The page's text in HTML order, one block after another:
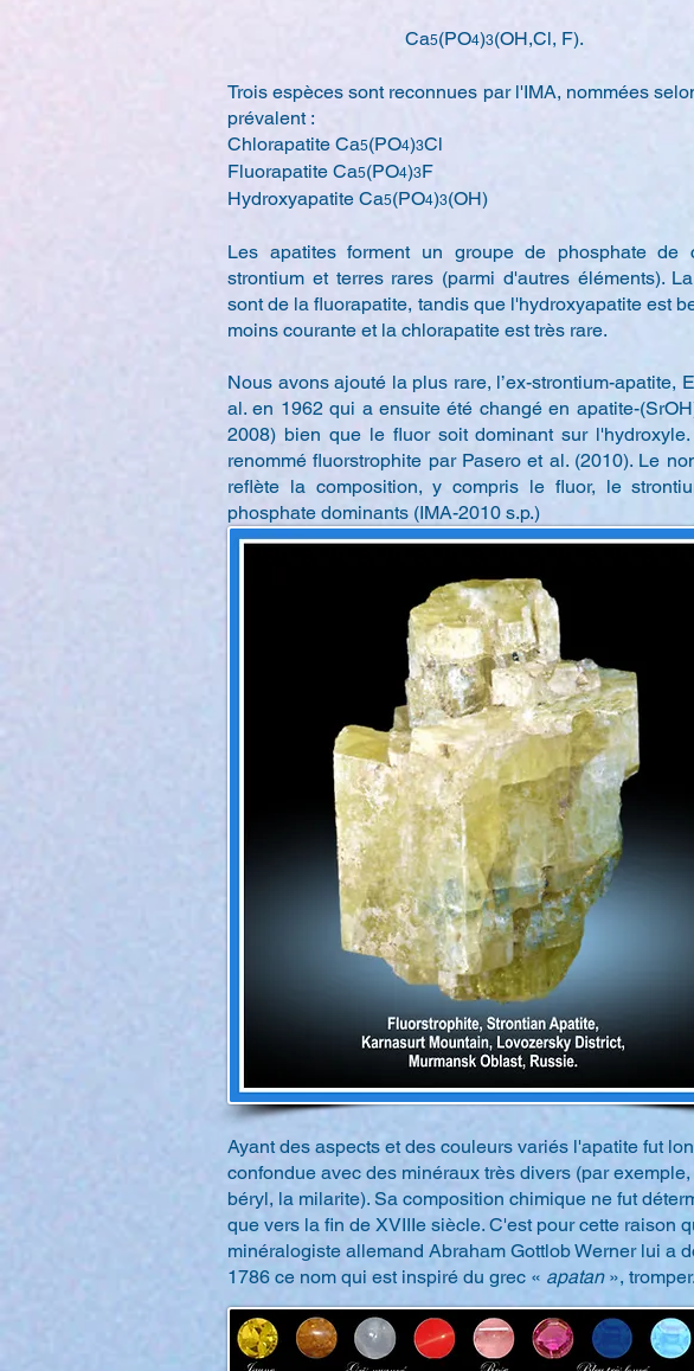
Ca5(PO4)3(OH,Cl, F).
Trois espèces sont reconnues par l'IMA, nommées
prévalent :
Chlorapatite Ca5(PO4)3Cl
Fluorapatite Ca5(PO4)3F
Hydroxyapatite Ca5(PO4)3(OH)
Les apatites forment un groupe de phosphate de
strontium et terres rares (parmi d'autres éléments).
sont de la fluorapatite, tandis que l'hydroxyapatite est
moins courante et la chlorapatite est très rare.
Nous avons ajouté la plus rare, l’ex-strontium-apatite,
al. en 1962 qui a ensuite été changé en apatite-
2008) bien que le fluor soit dominant sur
renommé fluorstrophite par Pasero et al. (2010). Le
reflète la composition, y compris le fluor, le
phosphate dominants (IMA-2010 s.p.)
Ayant des aspects et des couleurs variés l'apatite fut
confondue avec des minéraux très divers (par
béryl, la milarite). Sa composition chimique ne fut
que vers la fin de XVIIIe siècle. C'est pour cette raison
minéralogiste allemand Abraham Gottlob Werner lui a
1786 ce nom qui est inspiré du grec « apatan», tromper.